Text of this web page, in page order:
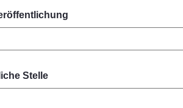
Stelle